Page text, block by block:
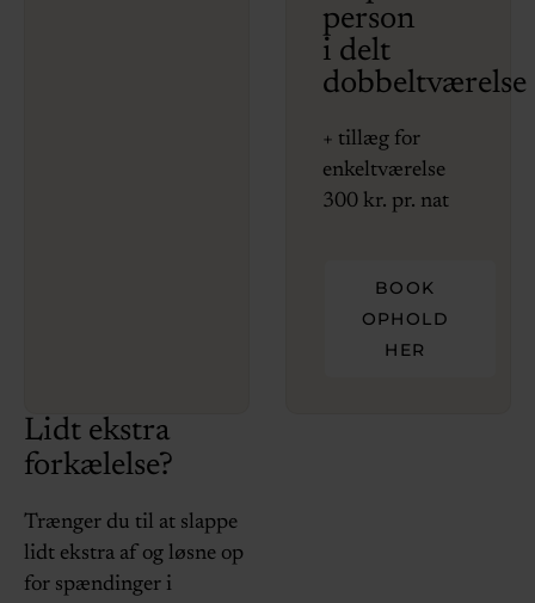
person
i delt
dobbeltværelse
+ tillæg for
enkeltværelse
300 kr. pr. nat
BOOK
OPHOLD
HER
Lidt ekstra
forkælelse?
Trænger du til at slappe
lidt ekstra af og løsne op
for spændinger i